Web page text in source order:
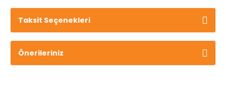
Taksit Seçenekleri
Önerileriniz